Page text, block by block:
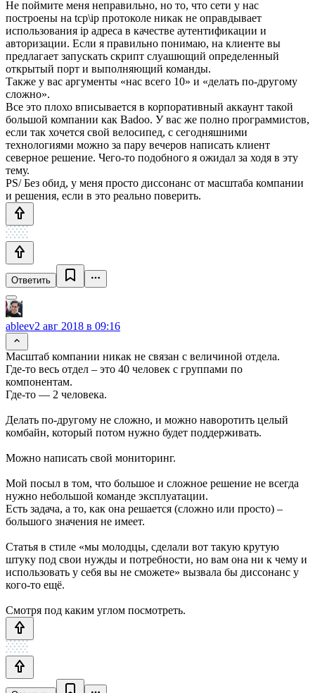
Не поймите меня неправильно, но то, что сети у нас
построены на tcp\ip протоколе никак не оправдывает
использования ip адреса в качестве аутентификации и
авторизации. Если я правильно понимаю, на клиенте вы
предлагает запускать скрипт слуашющий определенный
открытый порт и выполняющий команды.
Также у вас аргументы «нас всего 10» и «делать по-другому
сложно».
Все это плохо вписывается в корпоративный аккаунт такой
большой компании как Badoo. У вас же полно программистов,
если так хочется свой велосипед, с сегодняшними
технологиями можно за пару вечеров написать клиент
северное решение. Чего-то подобного я ожидал за ходя в эту
тему.
PS/ Без обид, у меня просто диссонанс от масштаба компании
и решения, если в это реально поверить.
Ответить
ableev2 авг 2018 в 09:16
Масштаб компании никак не связан с величиной отдела.
Где-то весь отдел – это 40 человек с группами по
компонентам.
Где-то — 2 человека.
Делать по-другому не сложно, и можно наворотить целый
комбайн, который потом нужно будет поддерживать.
Можно написать свой мониторинг.
Мой посыл в том, что большое и сложное решение не всегда
нужно небольшой команде эксплуатации.
Есть задача, а то, как она решается (сложно или просто) –
большого значения не имеет.
Статья в стиле «мы молодцы, сделали вот такую крутую
штуку под свои нужды и потребности, но вам она ни к чему и
использовать у себя вы не сможете» вызвала бы диссонанс у
кого-то ещё.
Смотря под каким углом посмотреть.